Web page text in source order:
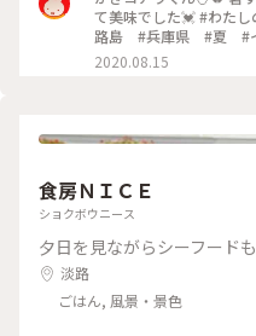
て美味でした💓 #わたしの旅 #かきコアラ #ひまわり畑 #淡
路島 #兵庫県 #夏 #
2020.08.15
食房ＮＩＣＥ
ショクボウニース
夕日を見ながらシーフード
淡路
ごはん, 風景・景色